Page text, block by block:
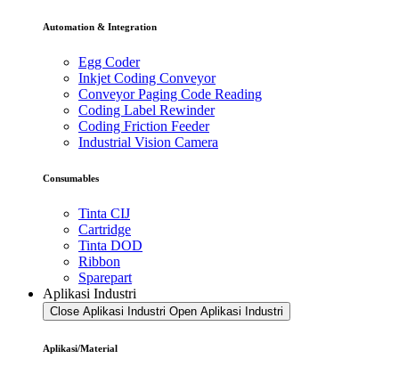
Automation & Integration
Egg Coder
Inkjet Coding Conveyor
Conveyor Paging Code Reading
Coding Label Rewinder
Coding Friction Feeder
Industrial Vision Camera
Consumables
Tinta CIJ
Cartridge
Tinta DOD
Ribbon
Sparepart
Aplikasi Industri
Close Aplikasi Industri Open Aplikasi Industri
Aplikasi/Material